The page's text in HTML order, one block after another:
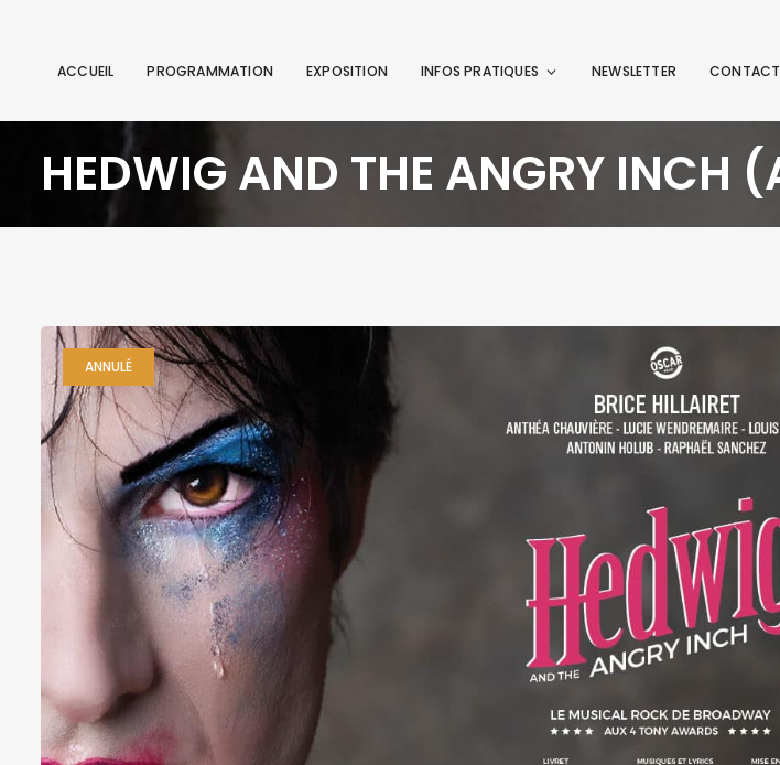
ACCUEIL PROGRAMMATION EXPOSITION INFOS PRATIQUES NEWSLETTER CONTACT
HEDWIG AND THE ANGRY INCH
ANNULÉ